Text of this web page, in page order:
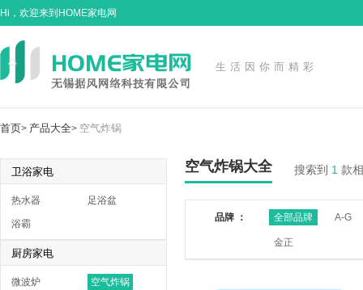
Hi，欢迎来到HOME家电网
生活因你而精彩
首页> 产品大全> 空气炸锅
卫浴家电
热水器 足浴盆
浴霸
厨房家电
微波炉 空气炸锅
空气炸锅大全 搜索到 1 款
品牌 ： 全部品牌 A-G
金正